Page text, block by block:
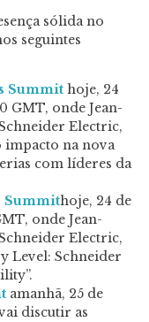
sólida no
seguintes
Summit hoje, 24
GMT, onde Jean-
Electric,
impacto na nova
com líderes da
Summithoje, 24 de
onde Jean-
Electric,
Level: Schneider
amanhã, 25 de
discutir as